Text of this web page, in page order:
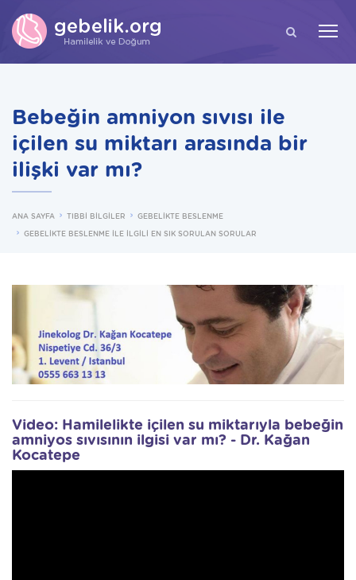
Bebeğin amniyon sıvısı ile
içilen su miktarı arasında bir
ilişki var mı?
ANA SAYFA TIBBİ BİLGİLER
GEBELİKTE BESLENME
GEBELİKTE BESLENME İLE İLGİLİ EN SIK SORULAN SORULAR
Video: Hamilelikte içilen su miktarıyla bebeğin
amniyos sıvısının ilgisi var mı? - Dr. Kağan
Kocatepe